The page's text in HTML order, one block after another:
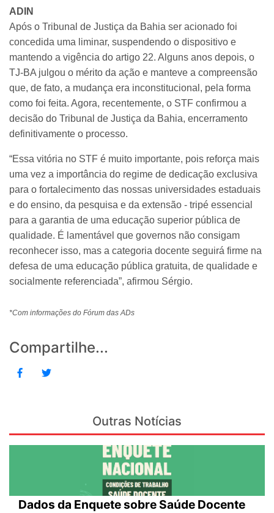
ADIN
Após o Tribunal de Justiça da Bahia ser acionado foi
concedida uma liminar, suspendendo o dispositivo e
mantendo a vigência do artigo 22. Alguns anos depois, o
TJ-BA julgou o mérito da ação e manteve a compreensão
que, de fato, a mudança era inconstitucional, pela forma
como foi feita. Agora, recentemente, o STF confirmou a
decisão do Tribunal de Justiça da Bahia, encerramento
definitivamente o processo.
“Essa vitória no STF é muito importante, pois reforça mais
uma vez a importância do regime de dedicação exclusiva
para o fortalecimento das nossas universidades estaduais
e do ensino, da pesquisa e da extensão - tripé essencial
para a garantia de uma educação superior pública de
qualidade. É lamentável que governos não consigam
reconhecer isso, mas a categoria docente seguirá firme na
defesa de uma educação pública gratuita, de qualidade e
socialmente referenciada”, afirmou Sérgio.
*Com informações do Fórum das ADs
Compartilhe...
Outras Notícias
Dados da Enquete sobre Saúde Docente